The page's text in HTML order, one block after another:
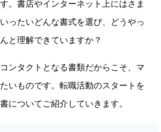
。書店やインターネット上にはさま
ったいどんな書式を選び、どうやっ
と理解できていますか？
ンタクトとなる書類だからこそ、マ
いものです。転職活動のスタートを
についてご紹介していきます。